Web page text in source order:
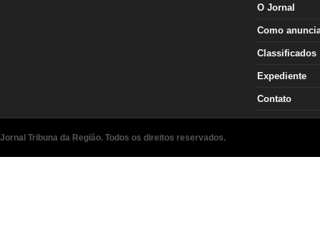
O Jornal
Como
Classificados
Expediente
Contato
Jornal Tribuna da Região. Todos os direitos reservados.